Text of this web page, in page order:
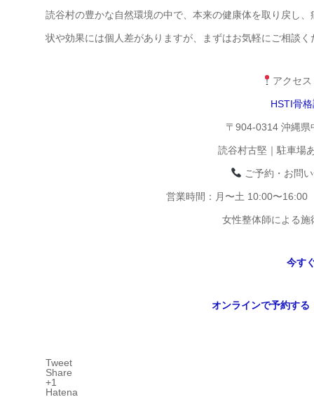
読谷村の豊かな自然環境の中で、本来の健康体を取り戻し
状や効果には個人差がありますが、まずはお気軽にご相談
アクセ
HSTI骨
〒904-0314 沖縄
読谷村古堅｜駐車場
ご予約・お問
営業時間：月〜土 10:00〜16:00
女性整体師による
今す
オンラインで予約する
Tweet
Share
+1
Hatena